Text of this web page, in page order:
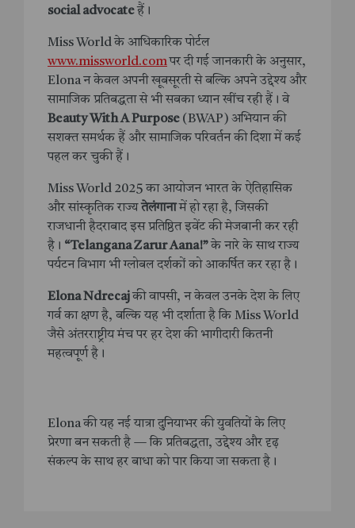
social advocateहैं।
Miss World के आधिकारिक पोर्टल
www.missworld.comपर दी गई जानकारी के अनुसार,
Elona न केवल अपनी खूबसूरती से बल्कि अपने उद्देश्य और
सामाजिक प्रतिबद्धता से भी सबका ध्यान खींच रही हैं। वे
Beauty With A Purpose (BWAP) अभियान की
सशक्त समर्थक हैं और सामाजिक परिवर्तन की दिशा में कई
पहल कर चुकी हैं।
Miss World 2025 का आयोजन भारत के ऐतिहासिक
और सांस्कृतिक राज्यतेलंगानामें हो रहा है, जिसकी
राजधानी हैदराबाद इस प्रतिष्ठित इवेंट की मेजबानी कर रही
है। “Telangana Zarur Aana!”के नारे के साथ राज्य
पर्यटन विभाग भी ग्लोबल दर्शकों को आकर्षित कर रहा है।
Elona Ndrecajकी वापसी, न केवल उनके देश के लिए
गर्व का क्षण है, बल्कि यह भी दर्शाता है कि Miss World
जैसे अंतरराष्ट्रीय मंच पर हर देश की भागीदारी कितनी
महत्वपूर्ण है।
Elona की यह नई यात्रा दुनियाभर की युवतियों के लिए
प्रेरणा बन सकती है — कि प्रतिबद्धता, उद्देश्य और दृढ़
संकल्प के साथ हर बाधा को पार किया जा सकता है।